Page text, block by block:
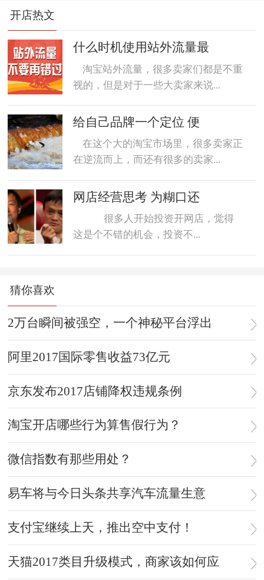
转化率
数据魔方 好评语 网店起名
开店热文
什么时机使用站外流量最
淘宝站外流量，很多卖家们都是不重
视的，但是对于一些大卖家来说...
给自己品牌一个定位 便
在这个大的淘宝市场里，很多卖家正
在逆流而上，而还有很多的卖家...
网店经营思考 为糊口还
很多人开始投资开网店，觉得
这是个不错的机会，投资不...
猜你喜欢
2万台瞬间被强空，一个神秘平台浮出
阿里2017国际零售收益73亿元
京东发布2017店铺降权违规条例
淘宝开店哪些行为算售假行为？
微信指数有那些用处？
易车将与今日头条共享汽车流量生意
支付宝继续上天，推出空中支付！
天猫2017类目升级模式，商家该如何应